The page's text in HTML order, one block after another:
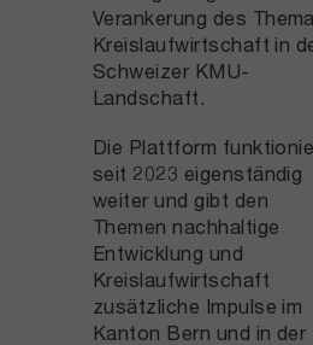
Verankerung des
Kreislaufwirtschaft in
Schweizer KMU-
Landschaft.
Die Plattform
seit 2023 eigenständig
weiter und gibt den
Themen nachhaltige
Entwicklung und
Kreislaufwirtschaft
zusätzliche Impulse im
Kanton Bern und in der